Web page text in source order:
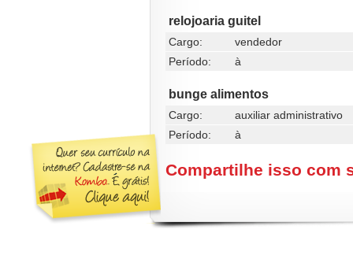
relojoaria guitel
Cargo:
vendedor
Período:
à
bunge alimentos
Cargo:
auxiliar administrativo
Período:
à
Compartilhe isso com